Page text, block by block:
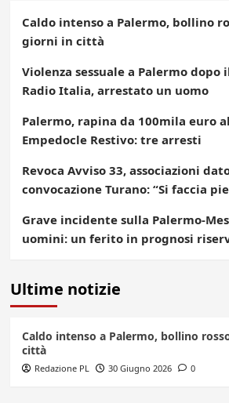
Caldo intenso a Palermo, bollino
giorni in città
Violenza sessuale a Palermo dopo
Radio Italia, arrestato un uomo
Palermo, rapina da 100mila euro
Empedocle Restivo: tre arresti
Revoca Avviso 33, associazioni
convocazione Turano: “Si faccia
Grave incidente sulla Palermo-
uomini: un ferito in prognosi
Ultime notizie
Caldo intenso a Palermo, bollino
città
Redazione PL 30 Giugno 2026 0